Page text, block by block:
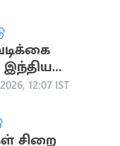
இந்திய
விளக்கம்
12:07 IST
சிறை